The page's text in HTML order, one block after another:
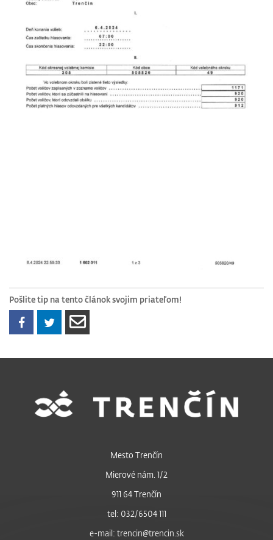
Pošlite tip na tento článok svojim priateľom!
Mesto Trenčín
Mierové nám. 1/2
911 64 Trenčín
tel: 032/6504 111
e-mail: trencin@trencin.sk